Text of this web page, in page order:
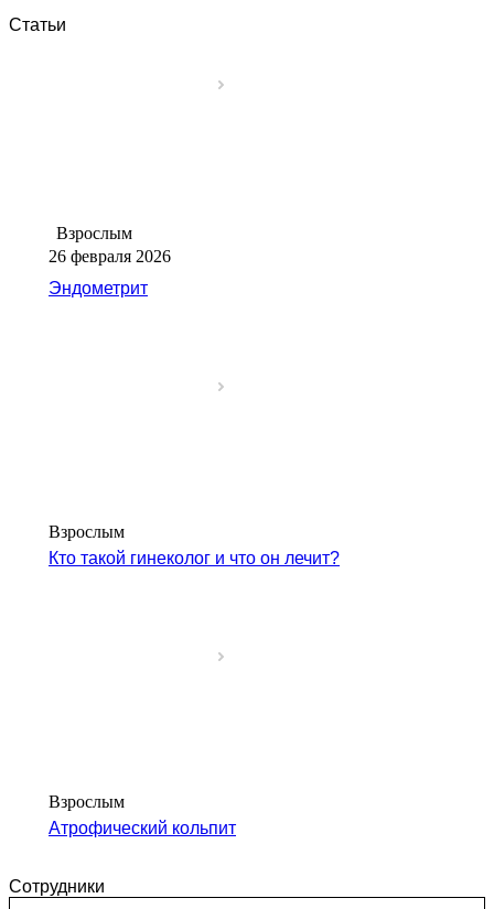
Статьи
Взрослым
26 февраля 2026
Эндометрит
Взрослым
Кто такой гинеколог и что он лечит?
Взрослым
Атрофический кольпит
Сотрудники